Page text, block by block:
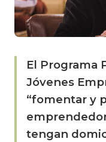
El Programa
Jóvenes
“fomentar y
tengan